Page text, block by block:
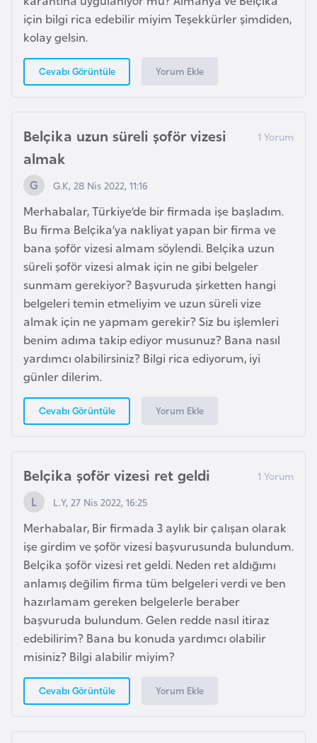
için bilgi rica edebilir miyim Teşekkürler şimdiden,
kolay gelsin.
Cevabı Görüntüle Yorum Ekle
Belçika uzun süreli şoför vizesi
almak
G.K, 28 Nis 2022, 11:16
Merhabalar, Türkiye’de bir firmada işe başladım.
Bu firma Belçika’ya nakliyat yapan bir firma ve
bana şoför vizesi almam söylendi. Belçika uzun
süreli şoför vizesi almak için ne gibi belgeler
sunmam gerekiyor? Başvuruda şirketten hangi
belgeleri temin etmeliyim ve uzun süreli vize
almak için ne yapmam gerekir? Siz bu işlemleri
benim adıma takip ediyor musunuz? Bana nasıl
yardımcı olabilirsiniz? Bilgi rica ediyorum, iyi
günler dilerim.
Cevabı Görüntüle Yorum Ekle
Belçika şoför vizesi ret geldi
L.Y, 27 Nis 2022, 16:25
Merhabalar, Bir firmada 3 aylık bir çalışan olarak
işe girdim ve şoför vizesi başvurusunda bulundum.
Belçika şoför vizesi ret geldi. Neden ret aldığımı
anlamış değilim firma tüm belgeleri verdi ve ben
hazırlamam gereken belgelerle beraber
başvuruda bulundum. Gelen redde nasıl itiraz
edebilirim? Bana bu konuda yardımcı olabilir
misiniz? Bilgi alabilir miyim?
Cevabı Görüntüle Yorum Ekle
i
b
u
t
i
n
D
a
n
i
m
a
r
k
a
D
e
m
o
r
a
t
i
k
K
o
n
g
o
B
u
l